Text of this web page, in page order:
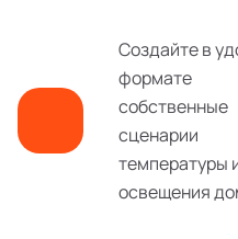
Создайте в
формате
собственные
сценарии
температуры
освещения